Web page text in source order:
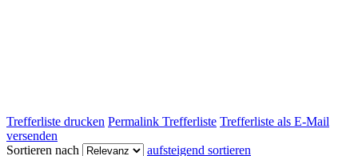
Trefferliste drucken Permalink Trefferliste Trefferliste als E-Mail
versenden
Sortieren nach
aufsteigend sortieren